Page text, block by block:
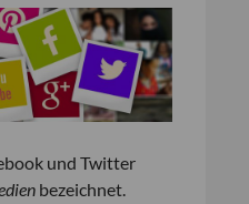
und Twitter
bezeichnet.